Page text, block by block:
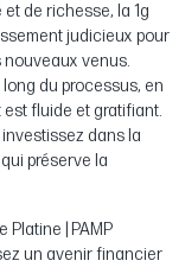
de richesse, la 1g
judicieux pour
nouveaux venus.
du processus, en
fluide et gratifiant.
dans la
préserve la
Platine | PAMP
un avenir financier